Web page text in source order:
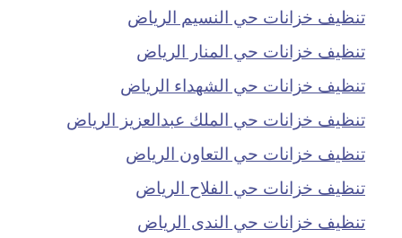
تنظيف خزانات حي النسيم الرياض
تنظيف خزانات حي المنار الرياض
تنظيف خزانات حي الشهداء الرياض
تنظيف خزانات حي الملك عبدالعزيز الرياض
تنظيف خزانات حي التعاون الرياض
تنظيف خزانات حي الفلاح الرياض
تنظيف خزانات حي الندى الرياض